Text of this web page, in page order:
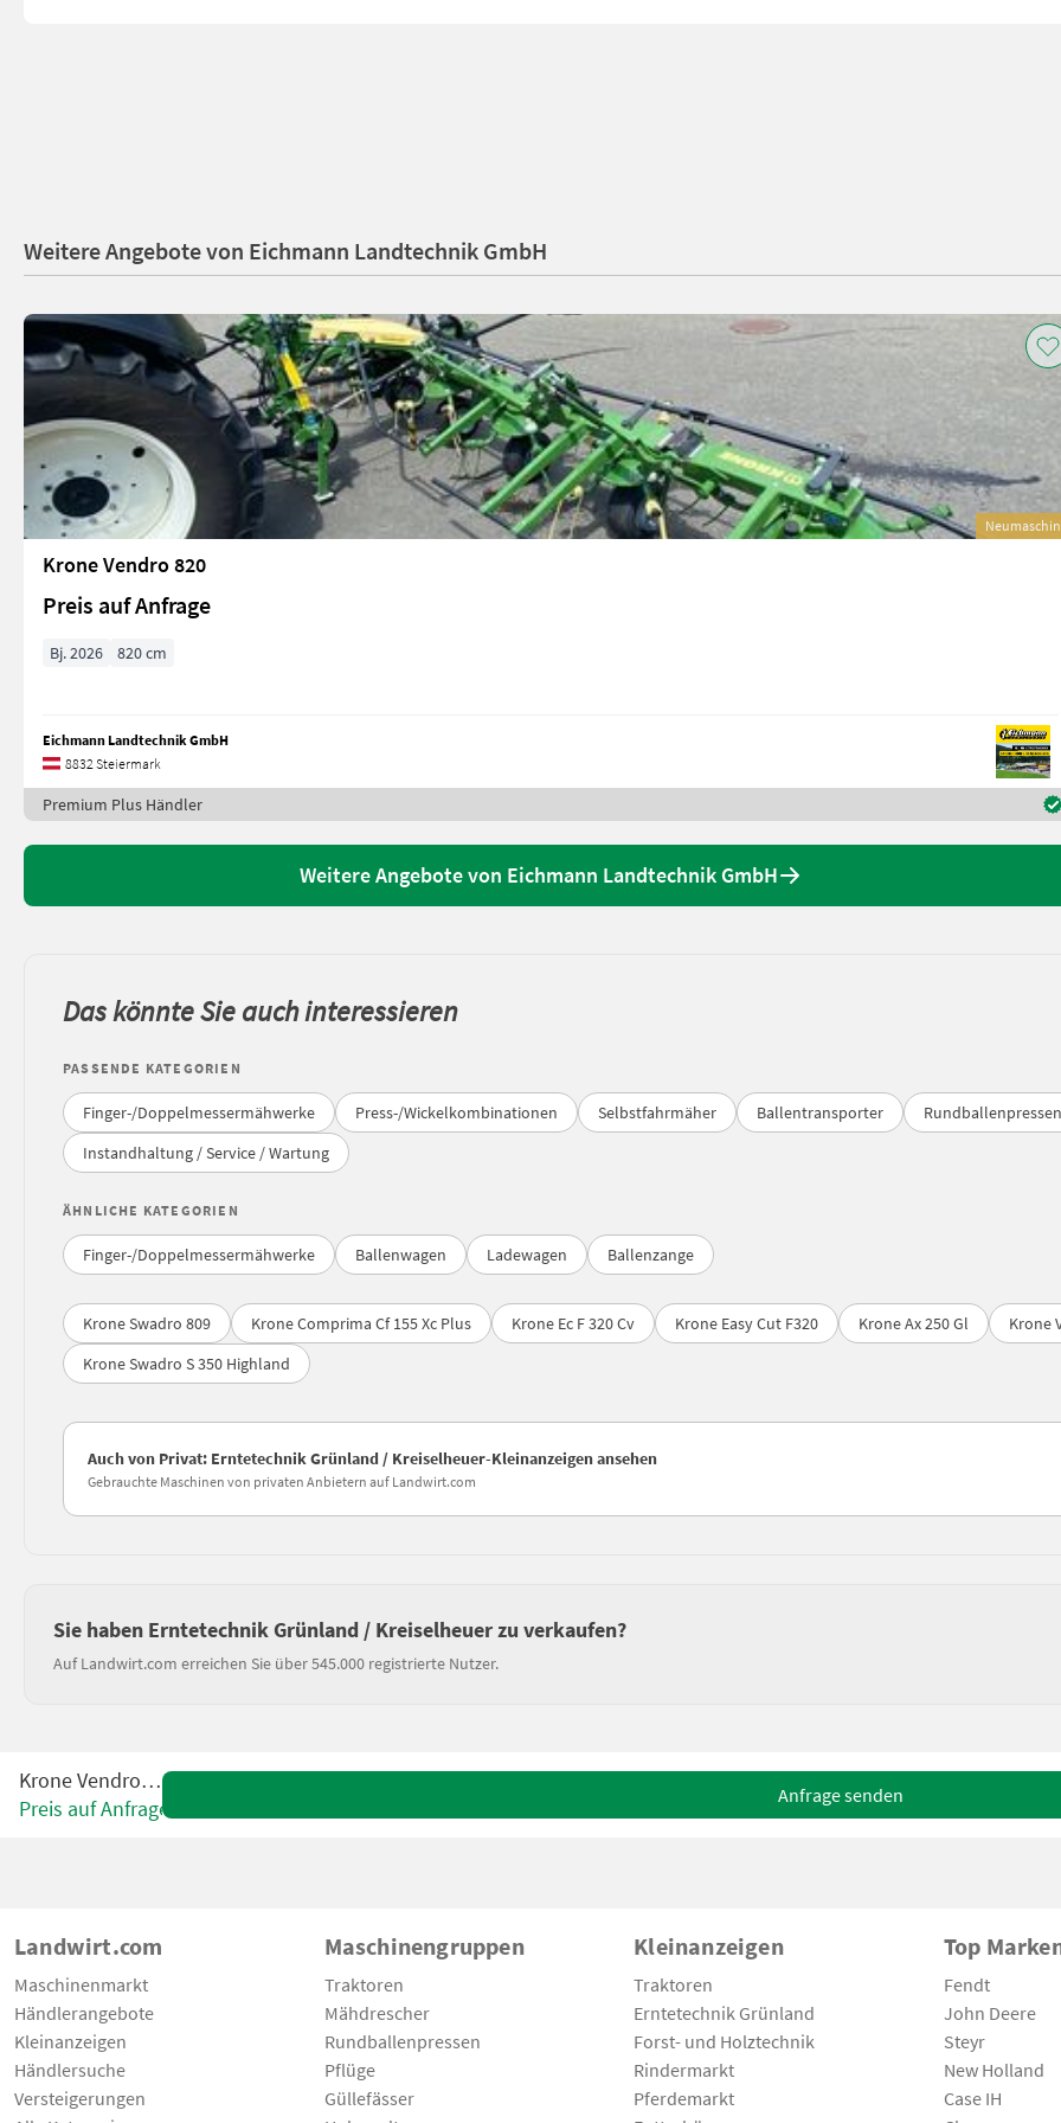
Weitere Angebote von Eichmann Landtechnik GmbH
Krone Vendro 820
Preis auf Anfrage
Bj. 2026 820 cm
Eichmann Landtechnik GmbH
8832 Steiermark
Premium Plus Händler
Weitere Angebote von Eichmann Landtechnik GmbH
Das könnte Sie auch interessieren
PASSENDE KATEGORIEN
Finger-/Doppelmessermähwerke Press-/Wickelkombinationen Selbstfahrmäher Ballentransporter
Rundballenpressen
Instandhaltung / Service / Wartung
ÄHNLICHE KATEGORIEN
Finger-/Doppelmessermähwerke Ballenwagen Ladewagen Ballenzange
Krone Swadro 809 Krone Comprima Cf 155 Xc Plus Krone Ec F 320 Cv Krone Easy Cut F320 Krone Ax 250 Gl
Krone
Krone Swadro S 350 Highland
Auch von Privat: Erntetechnik Grünland / Kreiselheuer-Kleinanzeigen ansehen
Gebrauchte Maschinen von privaten Anbietern auf Landwirt.com
Sie haben Erntetechnik Grünland / Kreiselheuer zu verkaufen?
Auf Landwirt.com erreichen Sie über 545.000 registrierte Nutzer.
Krone Vendro 620
Preis auf Anfrage
Anfrage senden
Landwirt.com
Maschinenmarkt
Händlerangebote
Kleinanzeigen
Händlersuche
Versteigerungen
Maschinengruppen
Traktoren
Mähdrescher
Rundballenpressen
Pflüge
Güllefässer
Kleinanzeigen
Traktoren
Erntetechnik Grünland
Forst- und Holztechnik
Rindermarkt
Pferdemarkt
Top
Fendt
John Deere
Steyr
New Holland
Case IH